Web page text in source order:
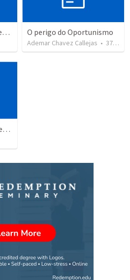
4/17/2024 Banding Together Essay on Loyalty & Risk O perigo do Oportunismo
Ademar Chavez Callejas • 37
Subjects, Soldiers and Servants